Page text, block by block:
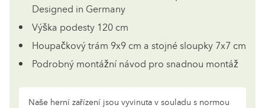
Designed in Germany
Výška podesty 120 cm
Houpačkový trám 9x9 cm a stojné sloupky 7x7 cm
Podrobný montážní návod pro snadnou montáž
Naše herní zařízení jsou vyvinuta v souladu s normou